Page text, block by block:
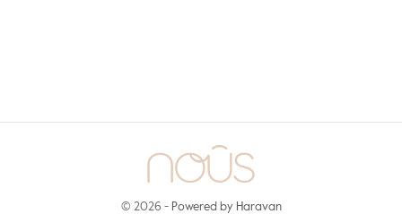
© 2026 - Powered by Haravan